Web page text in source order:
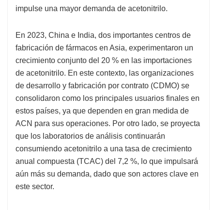
impulse una mayor demanda de acetonitrilo.
En 2023, China e India, dos importantes centros de
fabricación de fármacos en Asia, experimentaron un
crecimiento conjunto del 20 % en las importaciones
de acetonitrilo. En este contexto, las organizaciones
de desarrollo y fabricación por contrato (CDMO) se
consolidaron como los principales usuarios finales en
estos países, ya que dependen en gran medida de
ACN para sus operaciones. Por otro lado, se proyecta
que los laboratorios de análisis continuarán
consumiendo acetonitrilo a una tasa de crecimiento
anual compuesta (TCAC) del 7,2 %, lo que impulsará
aún más su demanda, dado que son actores clave en
este sector.